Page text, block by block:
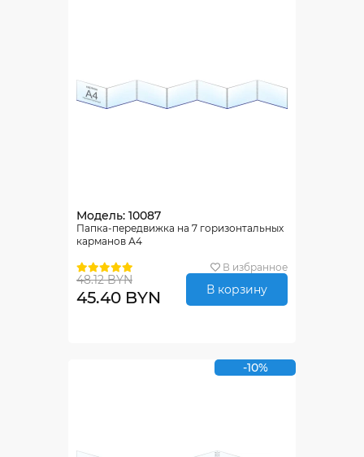
Модель: 10087
Папка-передвижка на 7 горизонтальных
карманов А4
В избранное
48.12 BYN
45.40 BYN В корзину
-10%